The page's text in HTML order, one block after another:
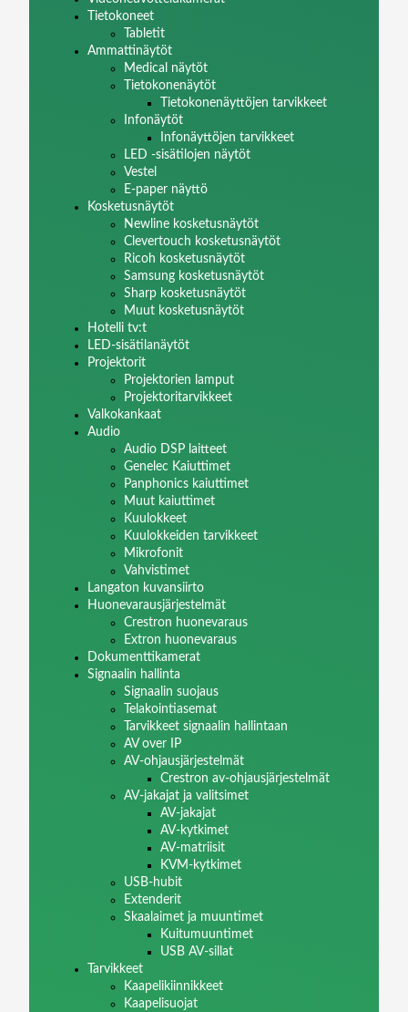
Tietokoneet
Tabletit
Ammattinäytöt
Medical näytöt
Tietokonenäytöt
Tietokonenäyttöjen tarvikkeet
Infonäytöt
Infonäyttöjen tarvikkeet
LED -sisätilojen näytöt
Vestel
E-paper näyttö
Kosketusnäytöt
Newline kosketusnäytöt
Clevertouch kosketusnäytöt
Ricoh kosketusnäytöt
Samsung kosketusnäytöt
Sharp kosketusnäytöt
Muut kosketusnäytöt
Hotelli tv:t
LED-sisätilanäytöt
Projektorit
Projektorien lamput
Projektoritarvikkeet
Valkokankaat
Audio
Audio DSP laitteet
Genelec Kaiuttimet
Panphonics kaiuttimet
Muut kaiuttimet
Kuulokkeet
Kuulokkeiden tarvikkeet
Mikrofonit
Vahvistimet
Langaton kuvansiirto
Huonevarausjärjestelmät
Crestron huonevaraus
Extron huonevaraus
Dokumenttikamerat
Signaalin hallinta
Signaalin suojaus
Telakointiasemat
Tarvikkeet signaalin hallintaan
AV over IP
AV-ohjausjärjestelmät
Crestron av-ohjausjärjestelmät
AV-jakajat ja valitsimet
AV-jakajat
AV-kytkimet
AV-matriisit
KVM-kytkimet
USB-hubit
Extenderit
Skaalaimet ja muuntimet
Kuitumuuntimet
USB AV-sillat
Tarvikkeet
Kaapelikiinnikkeet
Kaapelisuojat